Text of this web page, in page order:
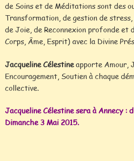
de Soins et de Méditations sont des
Transformation, de gestion de stress,
de Joie, de Reconnexion profonde et
Corps, Âme, Esprit) avec la Divine
Jacqueline Célestineapporte Amour,
Encouragement, Soutien à chaque
collective.
Jacqueline Célestine sera à Annecy :
Dimanche 3 Mai 2015.